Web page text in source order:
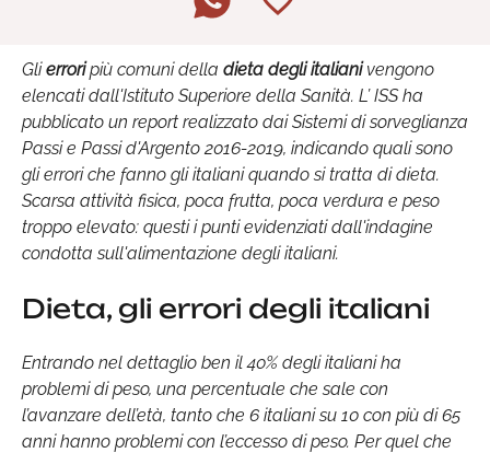
Glierroripiù comuni della dieta degli italianivengono
elencati dall'Istituto Superiore della Sanità. L’ ISS ha
pubblicato un report realizzato dai Sistemi di sorveglianza
Passi e Passi d'Argento 2016-2019, indicando quali sono
gli errori che fanno gli italiani quando si tratta di dieta.
Scarsa attività fisica, poca frutta, poca verdura e peso
troppo elevato: questi i punti evidenziati dall'indagine
condotta sull'alimentazione degli italiani.
Dieta, gli errori degli italiani
Entrando nel dettaglio ben il 40% degli italiani ha
problemi di peso, una percentuale che sale con
l’avanzare dell’età, tanto che 6 italiani su 10 con più di 65
anni hanno problemi con l’eccesso di peso. Per quel che